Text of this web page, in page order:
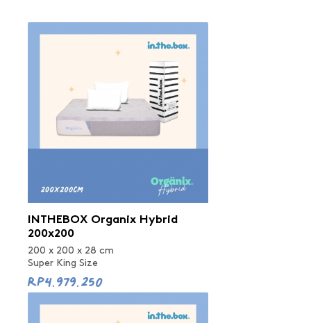
INTHEBOX Organix Hybrid
200x200
200 x 200 x 28 cm
Super King Size
Rp4.979.250